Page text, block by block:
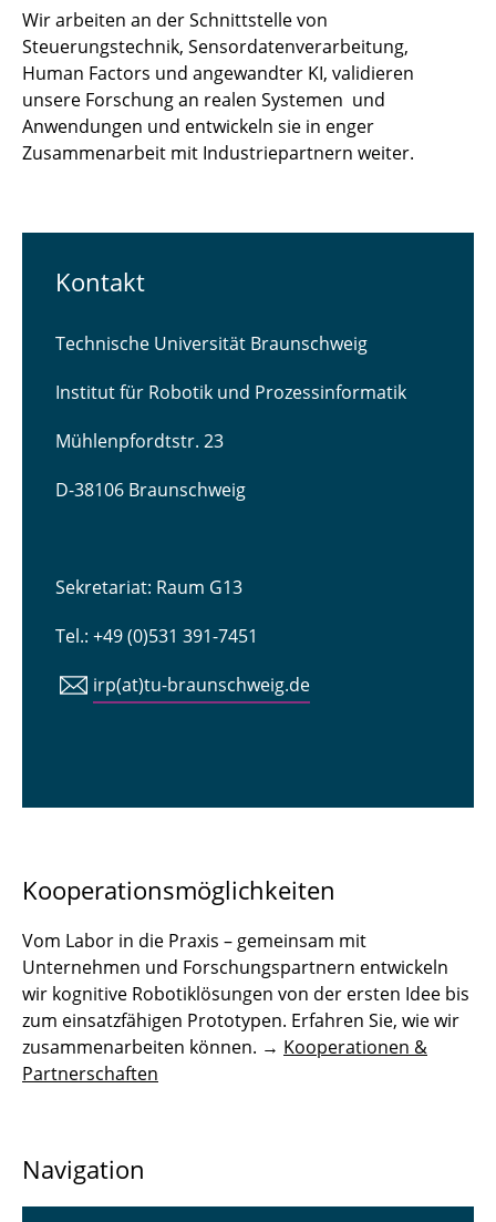
Wir arbeiten an der Schnittstelle von
Steuerungstechnik, Sensordatenverarbeitung,
Human Factors und angewandter KI, validieren
unsere Forschung an realen Systemen und
Anwendungen und entwickeln sie in enger
Zusammenarbeit mit Industriepartnern weiter.
Kontakt
Technische Universität Braunschweig
Institut für Robotik und Prozessinformatik
Mühlenpfordtstr. 23
D-38106 Braunschweig
Sekretariat: Raum G13
Tel.: +49 (0)531 391-7451
irp(at)tu-braunschweig.de
Kooperationsmöglichkeiten
Vom Labor in die Praxis – gemeinsam mit
Unternehmen und Forschungspartnern entwickeln
wir kognitive Robotiklösungen von der ersten Idee bis
zum einsatzfähigen Prototypen. Erfahren Sie, wie wir
zusammenarbeiten können. → Kooperationen &
Partnerschaften
Navigation